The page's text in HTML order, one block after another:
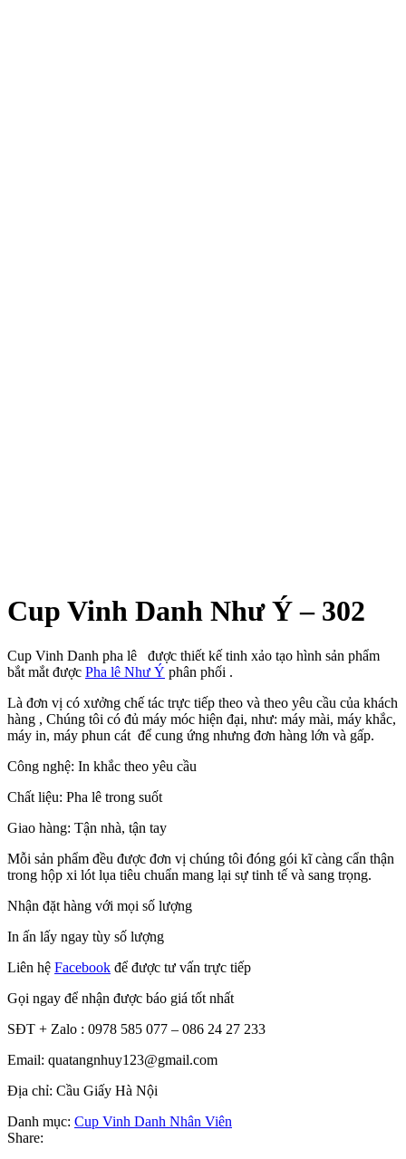
Cup Vinh Danh Như Ý – 302
Cup Vinh Danh pha lê được thiết kế tinh xảo tạo hình sản phẩm
bắt mắt được Pha lê Như Ý phân phối .
Là đơn vị có xưởng chế tác trực tiếp theo và theo yêu cầu của khách
hàng , Chúng tôi có đủ máy móc hiện đại, như: máy mài, máy khắc,
máy in, máy phun cát để cung ứng nhưng đơn hàng lớn và gấp.
Công nghệ: In khắc theo yêu cầu
Chất liệu: Pha lê trong suốt
Giao hàng: Tận nhà, tận tay
Mỗi sản phẩm đều được đơn vị chúng tôi đóng gói kĩ càng cẩn thận
trong hộp xi lót lụa tiêu chuẩn mang lại sự tinh tế và sang trọng.
Nhận đặt hàng với mọi số lượng
In ấn lấy ngay tùy số lượng
Liên hệ Facebook để được tư vấn trực tiếp
Gọi ngay để nhận được báo giá tốt nhất
SĐT + Zalo : 0978 585 077 – 086 24 27 233
Email: quatangnhuy123@gmail.com
Địa chỉ: Cầu Giấy Hà Nội
Danh mục: Cup Vinh Danh Nhân Viên
Share: